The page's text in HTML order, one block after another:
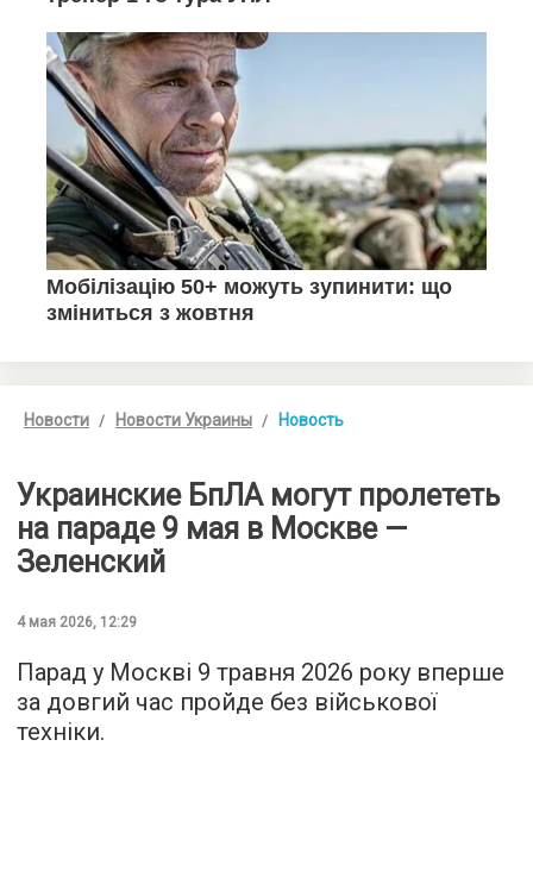
Новости Новости Украины Новость
Украинские БпЛА могут пролететь
на параде 9 мая в Москве —
Зеленский
4 мая 2026, 12:29
Парад у Москві 9 травня 2026 року вперше
за довгий час пройде без військової
техніки.